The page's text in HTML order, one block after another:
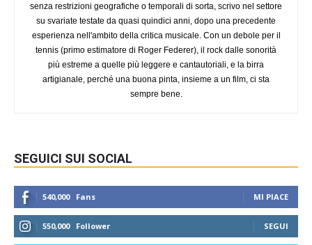
senza restrizioni geografiche o temporali di sorta, scrivo nel settore
su svariate testate da quasi quindici anni, dopo una precedente
esperienza nell'ambito della critica musicale. Con un debole per il
tennis (primo estimatore di Roger Federer), il rock dalle sonorità
più estreme a quelle più leggere e cantautoriali, e la birra
artigianale, perché una buona pinta, insieme a un film, ci sta
sempre bene.
SEGUICI SUI SOCIAL
540,000 Fans MI PIACE
550,000 Follower SEGUI